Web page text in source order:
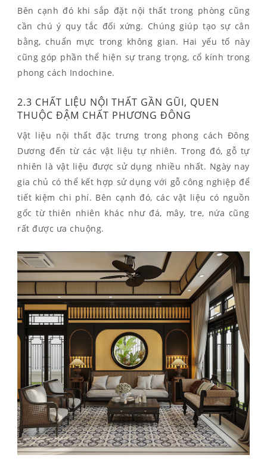
Bên cạnh đó khi sắp đặt nội thất trong phòng cũng
cần chú ý quy tắc đối xứng. Chúng giúp tạo sự cân
bằng, chuẩn mực trong không gian. Hai yếu tố này
cũng góp phần thể hiện sự trang trọng, cổ kính trong
phong cách Indochine.
2.3 CHẤT LIỆU NỘI THẤT GẦN GŨI, QUEN
THUỘC ĐẬM CHẤT PHƯƠNG ĐÔNG
Vật liệu nội thất đặc trưng trong phong cách Đông
Dương đến từ các vật liệu tự nhiên. Trong đó, gỗ tự
nhiên là vật liệu được sử dụng nhiều nhất. Ngày nay
gia chủ có thể kết hợp sử dụng với gỗ công nghiệp để
tiết kiệm chi phí. Bên cạnh đó, các vật liệu có nguồn
gốc từ thiên nhiên khác như đá, mây, tre, nứa cũng
rất được ưa chuộng.